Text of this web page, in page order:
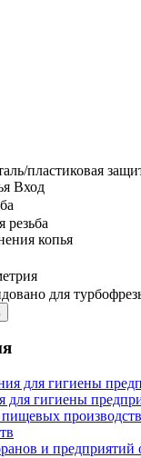
пластиковая
Вход
копья
для
для гигиены